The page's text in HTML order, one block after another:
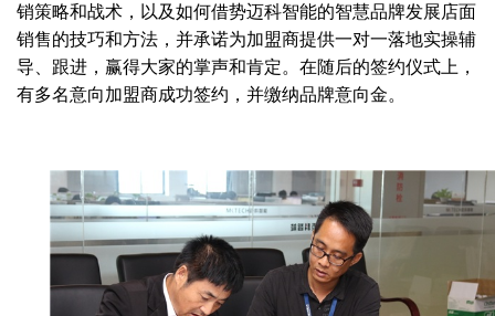
销策略和战术，以及如何借势迈科智能的智慧品牌发展店面
销售的技巧和方法，并承诺为加盟商提供一对一落地实操辅
导、跟进，赢得大家的掌声和肯定。在随后的签约仪式上，
有多名意向加盟商成功签约，并缴纳品牌意向金。